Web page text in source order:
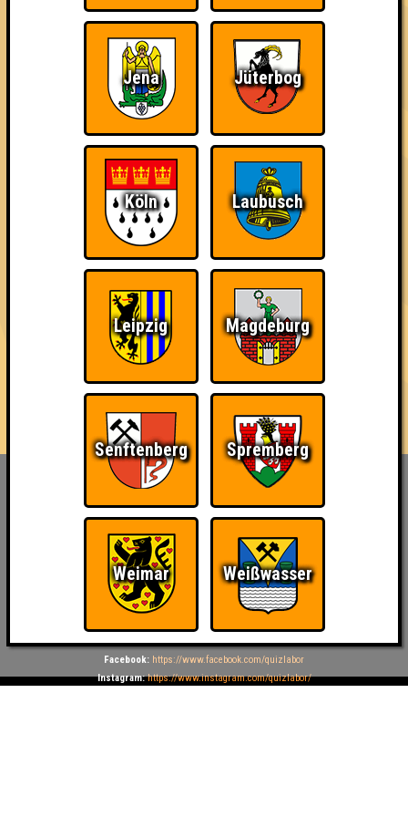
14 14 8 36
13 8 34
5. Glühschweine
13 9 6 28
6. Wow much clever such knowlege
12 8 26
10 8 8 26
7. Die Ahnungslosen
8 25
7. Jesus (hat alle Antworten)
10 10 5 25
Sandower Straße 56
info@quizlabor.de
Datenschutz:Datenschutzerklärung
Facebook: https://www.facebook.com/quizlabor
Instagram: https://www.instagram.com/quizlabor/
Jena Jüterbog
Köln Laubusch
Leipzig Magdeburg
Senftenberg Spremberg
Weimar Weißwasser